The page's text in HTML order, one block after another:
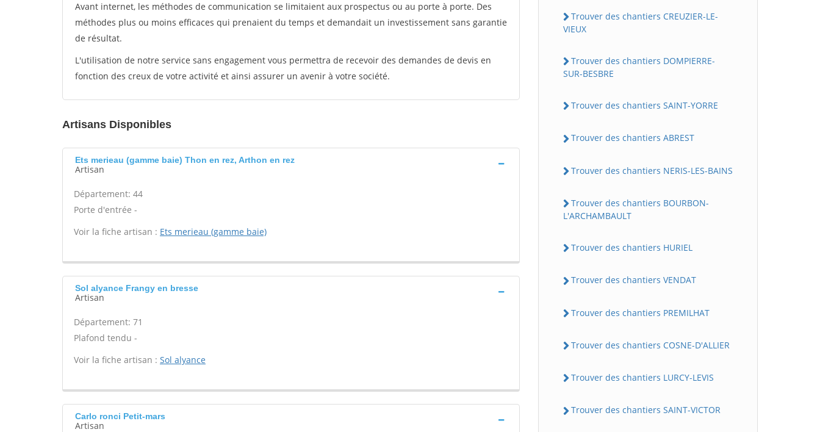
Avant internet, les méthodes de communication se limitaient aux prospectus ou au porte à porte. Des
méthodes plus ou moins efficaces qui prenaient du temps et demandait un investissement sans garantie
de résultat.
L'utilisation de notre service sans engagement vous permettra de recevoir des demandes de devis en
fonction des creux de votre activité et ainsi assurer un avenir à votre société.
Artisans Disponibles
Ets merieau (gamme baie) Thon en rez, Arthon en rez
Artisan
Département: 44
Porte d'entrée -
Voir la fiche artisan : Ets merieau (gamme baie)
Sol alyance Frangy en bresse
Artisan
Département: 71
Plafond tendu -
Voir la fiche artisan : Sol alyance
Carlo ronci Petit-mars
Artisan
Trouver des chantiers CREUZIER-LE-
VIEUX
Trouver des chantiers DOMPIERRE-
SUR-BESBRE
Trouver des chantiers SAINT-YORRE
Trouver des chantiers ABREST
Trouver des chantiers NERIS-LES-BAINS
Trouver des chantiers BOURBON-
L'ARCHAMBAULT
Trouver des chantiers HURIEL
Trouver des chantiers VENDAT
Trouver des chantiers PREMILHAT
Trouver des chantiers COSNE-D'ALLIER
Trouver des chantiers LURCY-LEVIS
Trouver des chantiers SAINT-VICTOR